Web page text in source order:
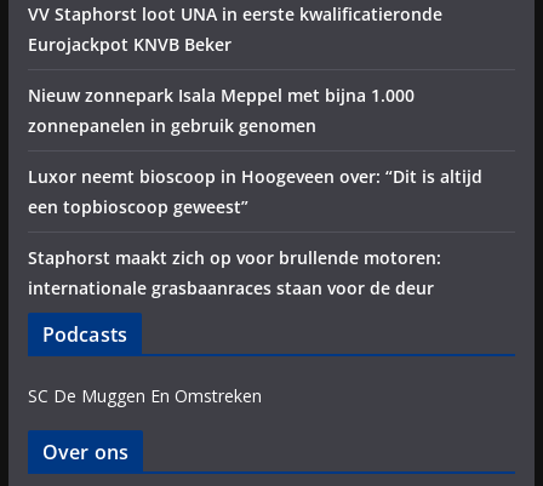
VV Staphorst loot UNA in eerste kwalificatieronde
Eurojackpot KNVB Beker
Nieuw zonnepark Isala Meppel met bijna 1.000
zonnepanelen in gebruik genomen
Luxor neemt bioscoop in Hoogeveen over: “Dit is altijd
een topbioscoop geweest”
Staphorst maakt zich op voor brullende motoren:
internationale grasbaanraces staan voor de deur
Podcasts
SC De Muggen En Omstreken
Over ons